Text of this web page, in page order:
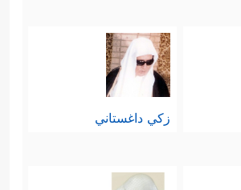
زكي داغستاني